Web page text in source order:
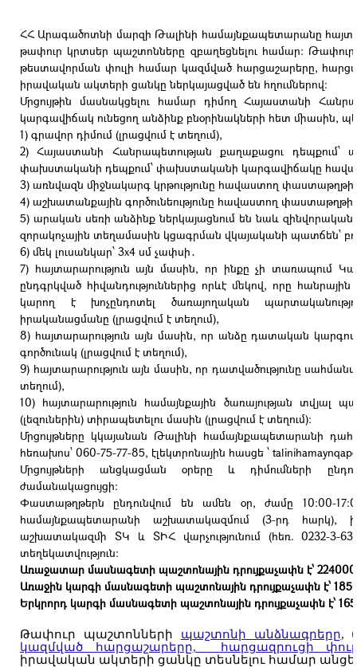
ՀՀ Արագածոտնի մարզի Թալինի համայնքապետարանը
թափուր կրտսեր պաշտոնները զբաղեցնելու համար։
թեստավորման փուլի համար կազմված հարցաշարերը,
իրավական ակտերի ցանկը ներկայացված են հղումներով։
Մրցույթին մասնակցելու համար դիմող Հայաստանի
կարգավիճակ ունեցող անձինք բնօրինակների հետ միասին,
1) գրավոր դիմում (լրացվում է տեղում),
2) Հայաստանի Հանրապետության քաղաքացու դեպքում՝
փախստականի դեպքում՝ փախստականի կարգավիճակը
3) առնվազն միջնակարգ կրթությունը հավաստող
4) աշխատանքային գործունեությունը հավաստող
5) արական սեռի անձինք ներկայացնում են նաև
զորակոչային տեղամասին կցագրման վկայականի պատճեն՝
6) մեկ լուսանկար՝ 3x4 սմ չափսի․
7) հայտարարություն այն մասին, որ ինքը չի տառապում
ընդգրկված հիվանդություններից որևէ մեկով, որը
կարող է խոչընդոտել ծառայողական
իրականացմանը (լրացվում է տեղում),
8) հայտարարություն այն մասին, որ անձը դատական
գործունակ (լրացվում է տեղում),
9) հայտարարություն այն մասին, որ դատվածությունը
տեղում),
10) հայտարարություն համայնքային ծառայության
(լեզուներին) տիրապետելու մասին (լրացվում է տեղում)։
Մրցույթները կկայանան Թալինի համայնքապետարանի
հեռախոս՝ 060-75-77-85, էլեկտրոնային հասցե ՝
Մրցույթների անցկացման օրերը և դիմումների
ժամանակացույցի:
Փաստաթղթերն ընդունվում են ամեն օր, ժամը 10:00-
համայնքապետարանի աշխատակազմում (3-րդ հարկ),
աշխատակազմի ՏԿ և ՏԻՀ վարչությունում (հեռ. 0232-3-
տեղեկատվություն:
Առաջատար մասնագետի պաշտոնային դրույքաչափն է՝
Առաջին կարգի մասնագետի պաշտոնային դրույքաչափն է՝
Երկրորդ կարգի մասնագետի պաշտոնային դրույքաչափն է՝
Թափուր պաշտոնների պաշտոնի անձնագրերը,
կազմված հարցաշարերը,
հարցազրուցի
իրավական ակտերի ցանկը տեսնելու համար